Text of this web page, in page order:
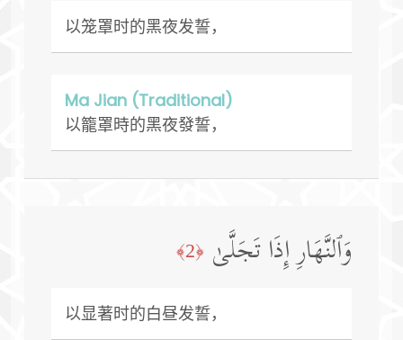
以笼罩时的黑夜发誓，
Ma Jian (Traditional)
以籠罩時的黑夜發誓，
وَٱلنَّهَارِ إِذَا تَجَلَّىٰ ﴿2﴾
以显著时的白昼发誓，